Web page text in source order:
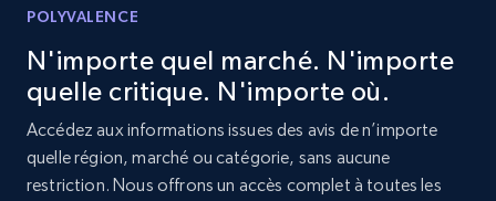
Reviews count shop, Reviews count item, Initial
price, and more.
1.9K+ 323+ Commencer
POLYVALENCE
N'importe quel marché. N'importe
quelle critique. N'importe où.
Accédez aux informations issues des avis de n’importe
quelle région, marché ou catégorie, sans aucune
restriction. Nous offrons un accès complet à toutes les